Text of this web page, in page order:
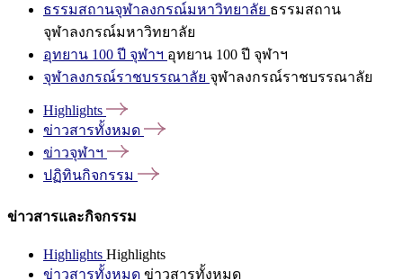
ธรรมสถานจุฬาลงกรณ์มหาวิทยาลัย ธรรมสถาน
จุฬาลงกรณ์มหาวิทยาลัย
อุทยาน 100 ปี จุฬาฯ อุทยาน 100 ปี จุฬาฯ
จุฬาลงกรณ์ราชบรรณาลัย จุฬาลงกรณ์ราชบรรณาลัย
Highlights
ข่าวสารทั้งหมด
ข่าวจุฬาฯ
ปฏิทินกิจกรรม
ข่าวสารและกิจกรรม
Highlights Highlights
ข่าวสารทั้งหมด ข่าวสารทั้งหมด